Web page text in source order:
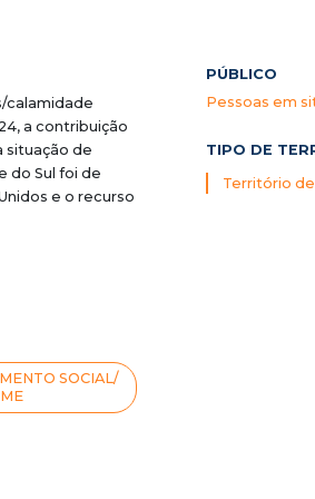
calamidade
a contribuição
situação de
do Sul foi de
e o recurso
SOCIAL/
PÚBLICO
Pessoas em
TIPO DE
Território